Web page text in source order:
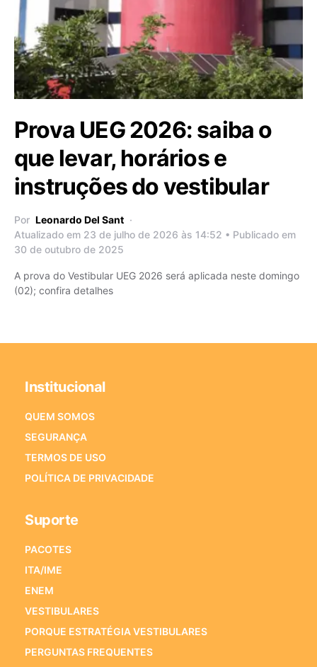
Prova UEG 2026: saiba o
que levar, horários e
instruções do vestibular
Por Leonardo Del Sant
Atualizado em 23 de julho de 2026 às 14:52 • Publicado em
30 de outubro de 2025
A prova do Vestibular UEG 2026 será aplicada neste domingo
(02); confira detalhes
Institucional
QUEM SOMOS
SEGURANÇA
TERMOS DE USO
POLÍTICA DE PRIVACIDADE
Suporte
PACOTES
ITA/IME
ENEM
VESTIBULARES
PORQUE ESTRATÉGIA VESTIBULARES
PERGUNTAS FREQUENTES